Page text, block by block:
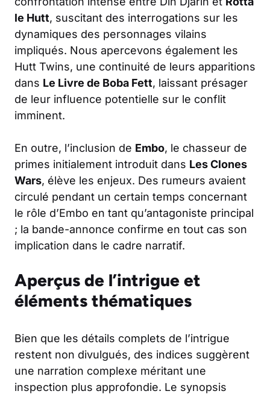
le Hutt, suscitant des interrogations sur les
dynamiques des personnages vilains
impliqués. Nous apercevons également les
Hutt Twins, une continuité de leurs apparitions
dans Le Livre de Boba Fett, laissant présager
de leur influence potentielle sur le conflit
imminent.
En outre, l’inclusion de Embo, le chasseur de
primes initialement introduit dans Les Clones
Wars, élève les enjeux. Des rumeurs avaient
circulé pendant un certain temps concernant
le rôle d’Embo en tant qu’antagoniste principal
; la bande-annonce confirme en tout cas son
implication dans le cadre narratif.
Aperçus de l’intrigue et
éléments thématiques
Bien que les détails complets de l’intrigue
restent non divulgués, des indices suggèrent
une narration complexe méritant une
inspection plus approfondie. Le synopsis